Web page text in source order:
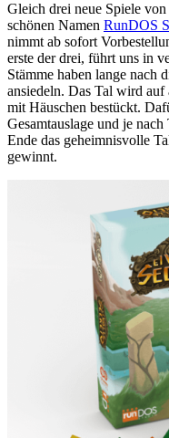
Gleich drei neue Spiele
schönen Namen RunDOS
nimmt ab sofort
erste der drei, führt uns in
Stämme haben lange nach
ansiedeln. Das Tal wird auf
mit Häuschen bestückt.
Gesamtauslage und je
Ende das geheimnisvolle
gewinnt.